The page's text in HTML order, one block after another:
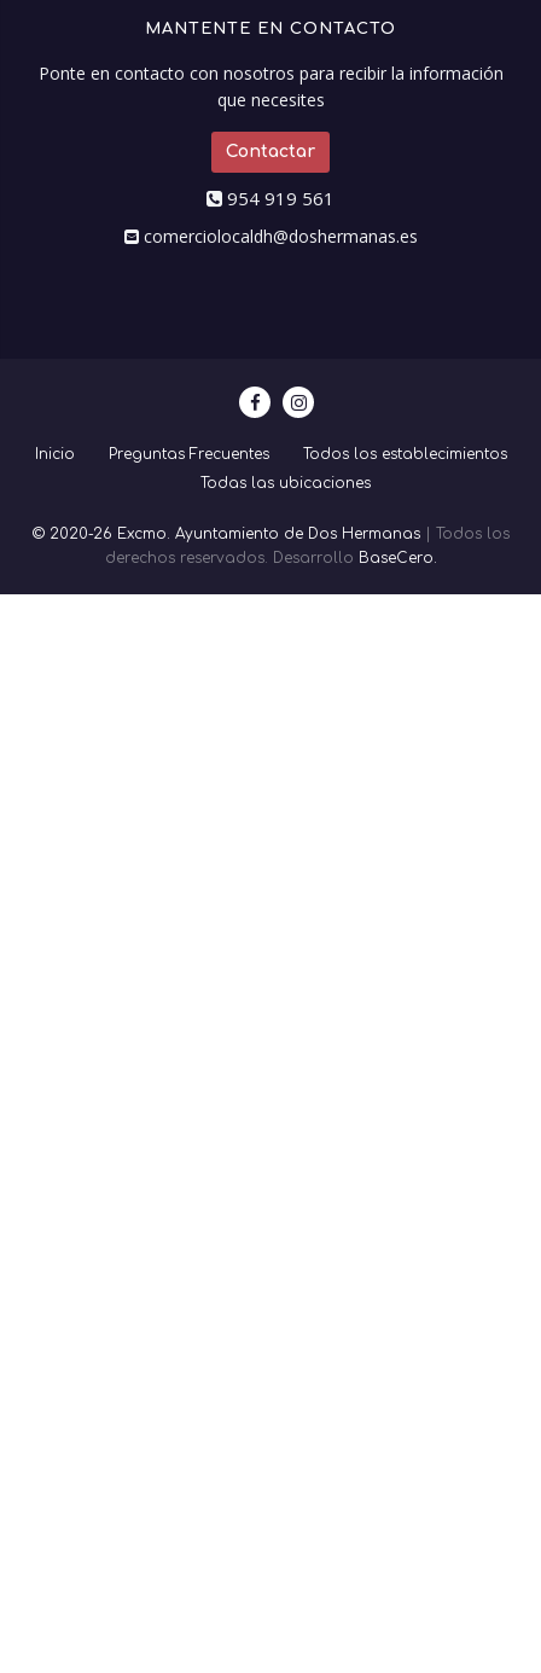
MANTENTE EN CONTACTO
Ponte en contacto con nosotros para recibir la información
que necesites
Contactar
954 919 561
comerciolocaldh@doshermanas.es
Inicio Preguntas Frecuentes
Todos los establecimientos
Todas las ubicaciones
© 2020-26 Excmo. Ayuntamiento de Dos Hermanas| Todos los
derechos reservados. Desarrollo BaseCero.